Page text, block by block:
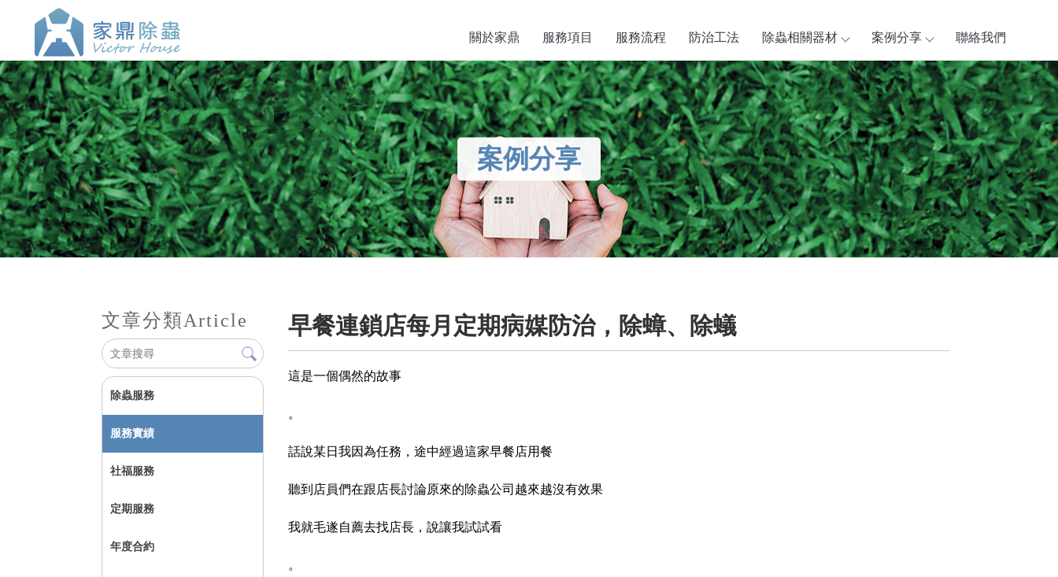
關於家鼎 服務項目 服務流程 防治工法 除蟲相關器材 案例分享 聯絡我們
案例分享
文章分類Article
除蟲服務
服務實績
社福服務
定期服務
年度合約
早餐連鎖店每月定期病媒防治，除蟑、除蟻
這是一個偶然的故事
。
話說某日我因為任務，途中經過這家早餐店用餐
聽到店員們在跟店長討論原來的除蟲公司越來越沒有效果
我就毛遂自薦去找店長，說讓我試試看
。